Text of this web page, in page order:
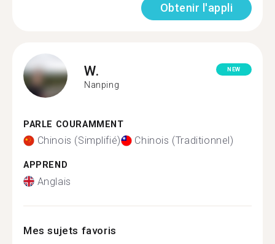
Obtenir l'appli
W.
Nanping
NEW
PARLE COURAMMENT
Chinois (Simplifié) Chinois (Traditionnel)
APPREND
Anglais
Mes sujets favoris